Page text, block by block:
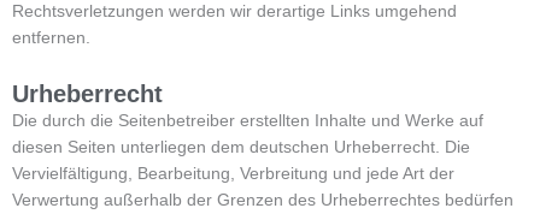
Rechtsverletzungen werden wir derartige Links umgehend
entfernen.
Urheberrecht
Die durch die Seitenbetreiber erstellten Inhalte und Werke auf
diesen Seiten unterliegen dem deutschen Urheberrecht. Die
Vervielfältigung, Bearbeitung, Verbreitung und jede Art der
Verwertung außerhalb der Grenzen des Urheberrechtes bedürfen